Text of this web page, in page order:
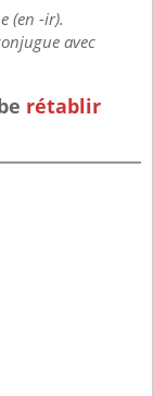
(en -ir).
avec
rétablir